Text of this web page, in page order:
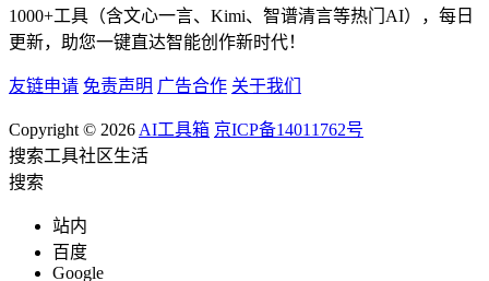
1000+工具（含文心一言、Kimi、智谱清言等热门AI），每日
更新，助您一键直达智能创作新时代！
友链申请 免责声明 广告合作 关于我们
Copyright © 2026 AI工具箱 京ICP备14011762号
搜索工具社区生活
搜索
站内
百度
Google